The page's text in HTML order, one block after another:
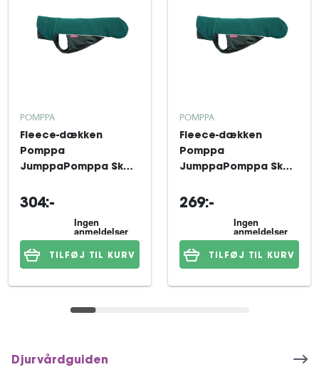
POMPPA
Fleece-dækken
Pomppa
JumppaPomppa Skog
304:-
TILFØJ TIL KURV
POMPPA
Fleece-dækken
Pomppa
JumppaPomppa Skog
269:-
TILFØJ TIL KURV
Djurvårdguiden